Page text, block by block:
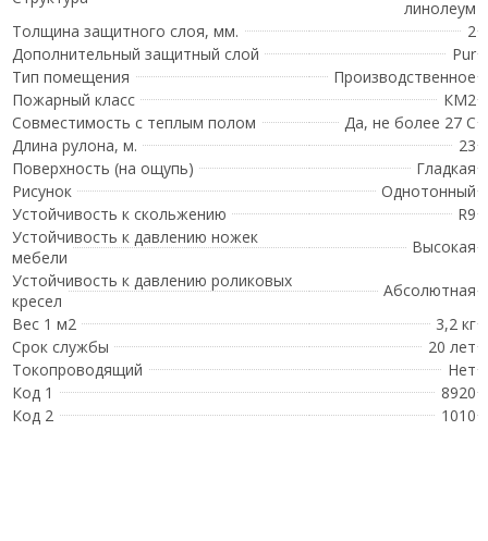
линолеум
Толщина защитного слоя, мм.
2
Дополнительный защитный слой
Pur
Тип помещения
Производственное
Пожарный класс
КМ2
Совместимость с теплым полом
Да, не более 27 С
Длина рулона, м.
23
Поверхность (на ощупь)
Гладкая
Рисунок
Однотонный
Устойчивость к скольжению
R9
Устойчивость к давлению ножек
мебели
Высокая
Устойчивость к давлению роликовых
кресел
Абсолютная
Вес 1 м2
3,2 кг
Срок службы
20 лет
Токопроводящий
Нет
Код 1
8920
Код 2
1010